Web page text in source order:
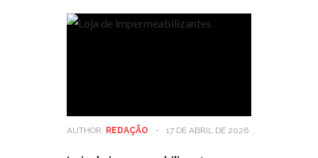
AUTHOR: REDAÇÃO - 17 DE ABRIL DE 2026